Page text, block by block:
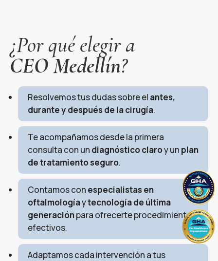
¿Por qué elegir a
CEO Medellín?
Resolvemos tus dudas sobre el antes,
durante y después de la cirugía.
Te acompañamos desde la primera
consulta con un diagnóstico claroy un plan
de tratamiento seguro.
Contamos con especialistas en
oftalmologíaytecnología de última
generaciónpara ofrecerte procedimientos
efectivos.
Adaptamos cada intervención a tus